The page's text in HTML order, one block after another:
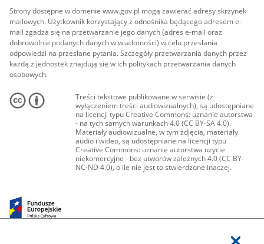
Strony dostępne w domenie www.gov.pl mogą zawierać adresy skrzynek
mailowych. Użytkownik korzystający z odnośnika będącego adresem e-
mail zgadza się na przetwarzanie jego danych (adres e-mail oraz
dobrowolnie podanych danych w wiadomości) w celu przesłania
odpowiedzi na przesłane pytania. Szczegóły przetwarzania danych przez
każdą z jednostek znajdują się w ich politykach przetwarzania danych
osobowych.
Treści tekstowe publikowane w serwisie (z
wyłączeniem treści audiowizualnych), są udostępniane
na licencji typu Creative Commons: uznanie autorstwa
- na tych samych warunkach 4.0 (CC BY-SA 4.0).
Materiały audiowizualne, w tym zdjęcia, materiały
audio i wideo, są udostępniane na licencji typu
Creative Commons: uznanie autorstwa użycie
niekomercyjne - bez utworów zależnych 4.0 (CC BY-
NC-ND 4.0), o ile nie jest to stwierdzone inaczej.